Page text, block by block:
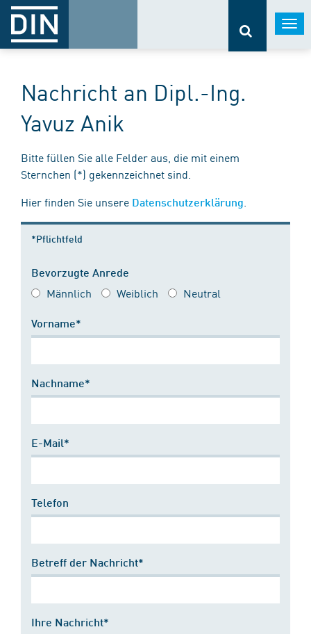
Nachricht an Dipl.-Ing.
Yavuz Anik
Bitte füllen Sie alle Felder aus, die mit einem
Sternchen (*) gekennzeichnet sind.
Hier finden Sie unsere Datenschutzerklärung
*Pflichtfeld
Bevorzugte Anrede
Männlich Weiblich Neutral
Vorname*
Nachname*
E-Mail*
Telefon
Betreff der Nachricht*
Ihre Nachricht*